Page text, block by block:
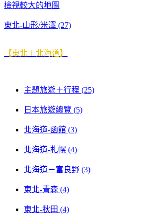
檢視較大的地圖
東北-山形/米澤 (27)
【東北＋北海道】
主題旅遊＋行程 (25)
日本旅遊總覽 (5)
北海道-函館 (3)
北海道-札幌 (4)
北海道－富良野 (3)
東北-青森 (4)
東北-秋田 (4)